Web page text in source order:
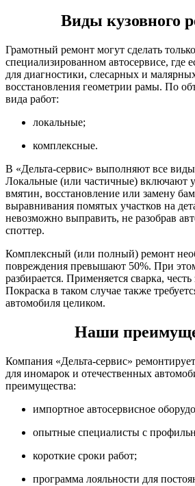
Виды кузовного
Грамотный ремонт могут сделать
специализированном автосервисе, где
для диагностики, слесарных и
восстановления геометрии рамы. По
вида работ:
локальные;
комплексные.
В «Дельта-сервис» выполняют все
Локальные (или частичные) включают
вмятин, восстановление или замену
выравнивания помятых участков на
невозможно выправить, не разобрав
споттер.
Комплексный (или полный) ремонт
повреждения превышают 50%. При
разбирается. Применяется сварка, честь
Покраска в таком случае также
автомобиля целиком.
Наши
Компания «Дельта-сервис»
для иномарок и отечественных
преимущества:
импортное автосервисное
опытные специалисты с
короткие сроки работ;
программа лояльности для